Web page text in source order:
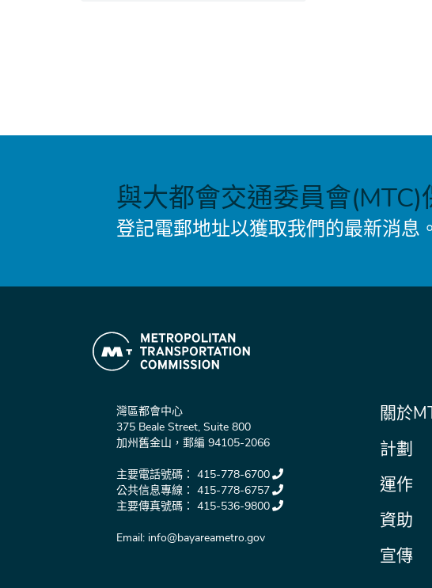
與大都會交通委員會(MTC)
登記電郵地址以獲取我們的最新消息。
灣區都會中心
375 Beale Street, Suite 800
加州舊金山，郵編 94105-2066
主要電話號碼： 415-778-6700
公共信息專線： 415-778-6757
主要傳真號碼： 415-536-9800
Email: info@bayareametro.gov
主
菜
單
關於
計劃
運作
資助
宣傳